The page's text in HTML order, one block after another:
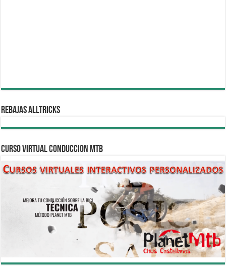
REBAJAS ALLTRICKS
CURSO VIRTUAL CONDUCCION MTB